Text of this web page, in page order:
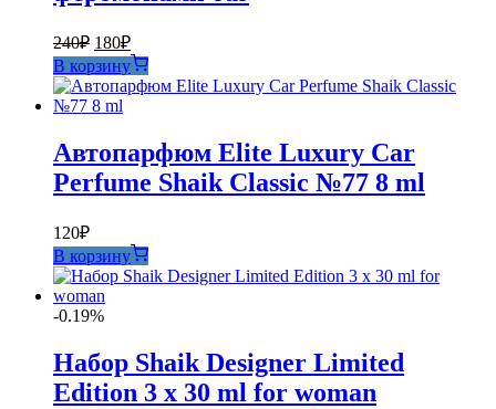
240₽ Первоначальная
цена
составляла
240₽.
180₽Текущая
цена:
180₽.
В корзину
Автопарфюм Elite Luxury Car
Perfume Shaik Classic №77 8 ml
120₽
В корзину
-0.19%
Набор Shaik Designer Limited
Edition 3 х 30 ml for woman